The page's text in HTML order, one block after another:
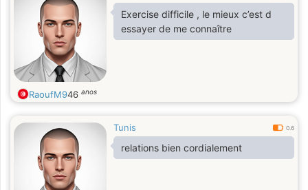
Exercise difficile , le mieux c’est d
essayer de me connaître
RaoufM946 anos
Tunis 0.6
relations bien cordialement